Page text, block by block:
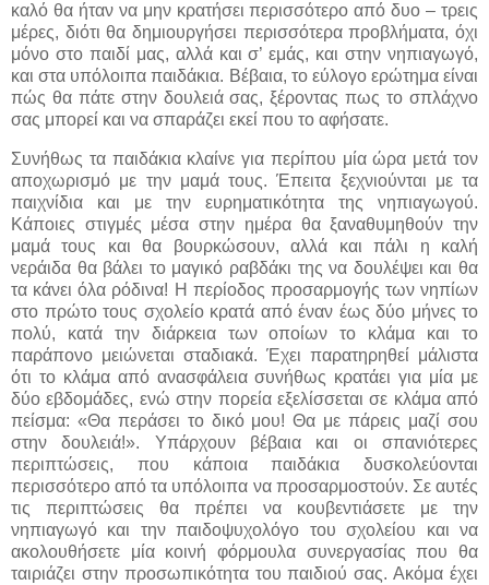
καλό θα ήταν να μην κρατήσει περισσότερο από δυο – τρεις
μέρες, διότι θα δημιουργήσει περισσότερα προβλήματα, όχι
μόνο στο παιδί μας, αλλά και σ’ εμάς, και στην νηπιαγωγό,
και στα υπόλοιπα παιδάκια. Βέβαια, το εύλογο ερώτημα είναι
πώς θα πάτε στην δουλειά σας, ξέροντας πως το σπλάχνο
σας μπορεί και να σπαράζει εκεί που το αφήσατε.
Συνήθως τα παιδάκια κλαίνε για περίπου μία ώρα μετά τον
αποχωρισμό με την μαμά τους. Έπειτα ξεχνιούνται με τα
παιχνίδια και με την ευρηματικότητα της νηπιαγωγού.
Κάποιες στιγμές μέσα στην ημέρα θα ξαναθυμηθούν την
μαμά τους και θα βουρκώσουν, αλλά και πάλι η καλή
νεράιδα θα βάλει το μαγικό ραβδάκι της να δουλέψει και θα
τα κάνει όλα ρόδινα! Η περίοδος προσαρμογής των νηπίων
στο πρώτο τους σχολείο κρατά από έναν έως δύο μήνες το
πολύ, κατά την διάρκεια των οποίων το κλάμα και το
παράπονο μειώνεται σταδιακά. Έχει παρατηρηθεί μάλιστα
ότι το κλάμα από ανασφάλεια συνήθως κρατάει για μία με
δύο εβδομάδες, ενώ στην πορεία εξελίσσεται σε κλάμα από
πείσμα: «Θα περάσει το δικό μου! Θα με πάρεις μαζί σου
στην δουλειά!». Υπάρχουν βέβαια και οι σπανιότερες
περιπτώσεις, που κάποια παιδάκια δυσκολεύονται
περισσότερο από τα υπόλοιπα να προσαρμοστούν. Σε αυτές
τις περιπτώσεις θα πρέπει να κουβεντιάσετε με την
νηπιαγωγό και την παιδοψυχολόγο του σχολείου και να
ακολουθήσετε μία κοινή φόρμουλα συνεργασίας που θα
ταιριάζει στην προσωπικότητα του παιδιού σας. Ακόμα έχει